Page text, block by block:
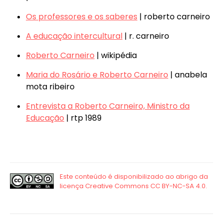
Os professores e os saberes | roberto carneiro
A educação intercultural | r. carneiro
Roberto Carneiro | wikipédia
Maria do Rosário e Roberto Carneiro | anabela
mota ribeiro
Entrevista a Roberto Carneiro, Ministro da
Educação | rtp 1989